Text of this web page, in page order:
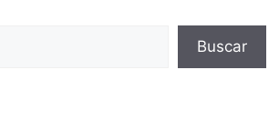
Buscar